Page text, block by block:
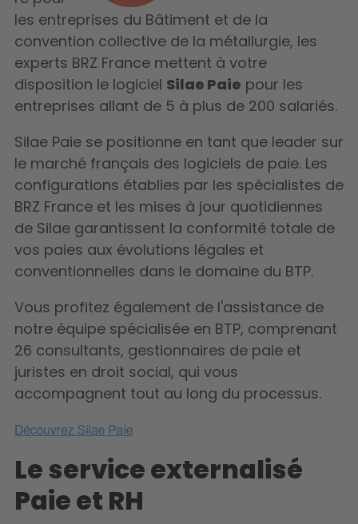
les entreprises du Bâtiment et de la
convention collective de la métallurgie, les
experts BRZ France mettent à votre
disposition le logiciel Silae Paie pour les
entreprises allant de 5 à plus de 200 salariés.
Silae Paie se positionne en tant que leader sur
le marché français des logiciels de paie. Les
configurations établies par les spécialistes de
BRZ France et les mises à jour quotidiennes
de Silae garantissent la conformité totale de
vos paies aux évolutions légales et
conventionnelles dans le domaine du BTP.
Vous profitez également de l'assistance de
notre équipe spécialisée en BTP, comprenant
26 consultants, gestionnaires de paie et
juristes en droit social, qui vous
accompagnent tout au long du processus.
Le service externalisé
Paie et RH